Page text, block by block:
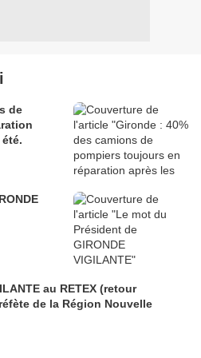
de
au RETEX (retour
de la Région Nouvelle